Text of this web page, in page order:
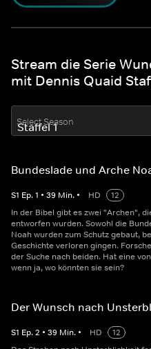
Stream die Serie
mit Dennis Quaid
Select Season
Bundeslade und Arche
S1 Ep.1 • 39 Min. • HD
12
In der Bibel gibt es zwei "Archen",
entworfen wurden. Sowohl die
Noah wurden zum Schutz gebaut,
Geschichte verloren gingen.
der Suche nach beiden. Hat eine
wenn ja, wo könnten sie sein?
Der Wunsch nach
S1 Ep.2 • 39 Min. • HD
12